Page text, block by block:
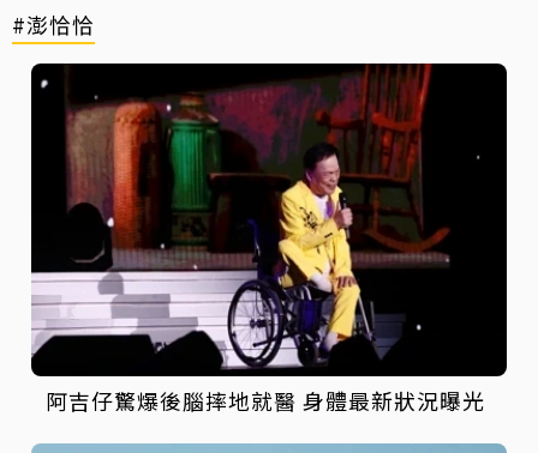
#澎恰恰
阿吉仔驚爆後腦摔地就醫 身體最新狀況曝光